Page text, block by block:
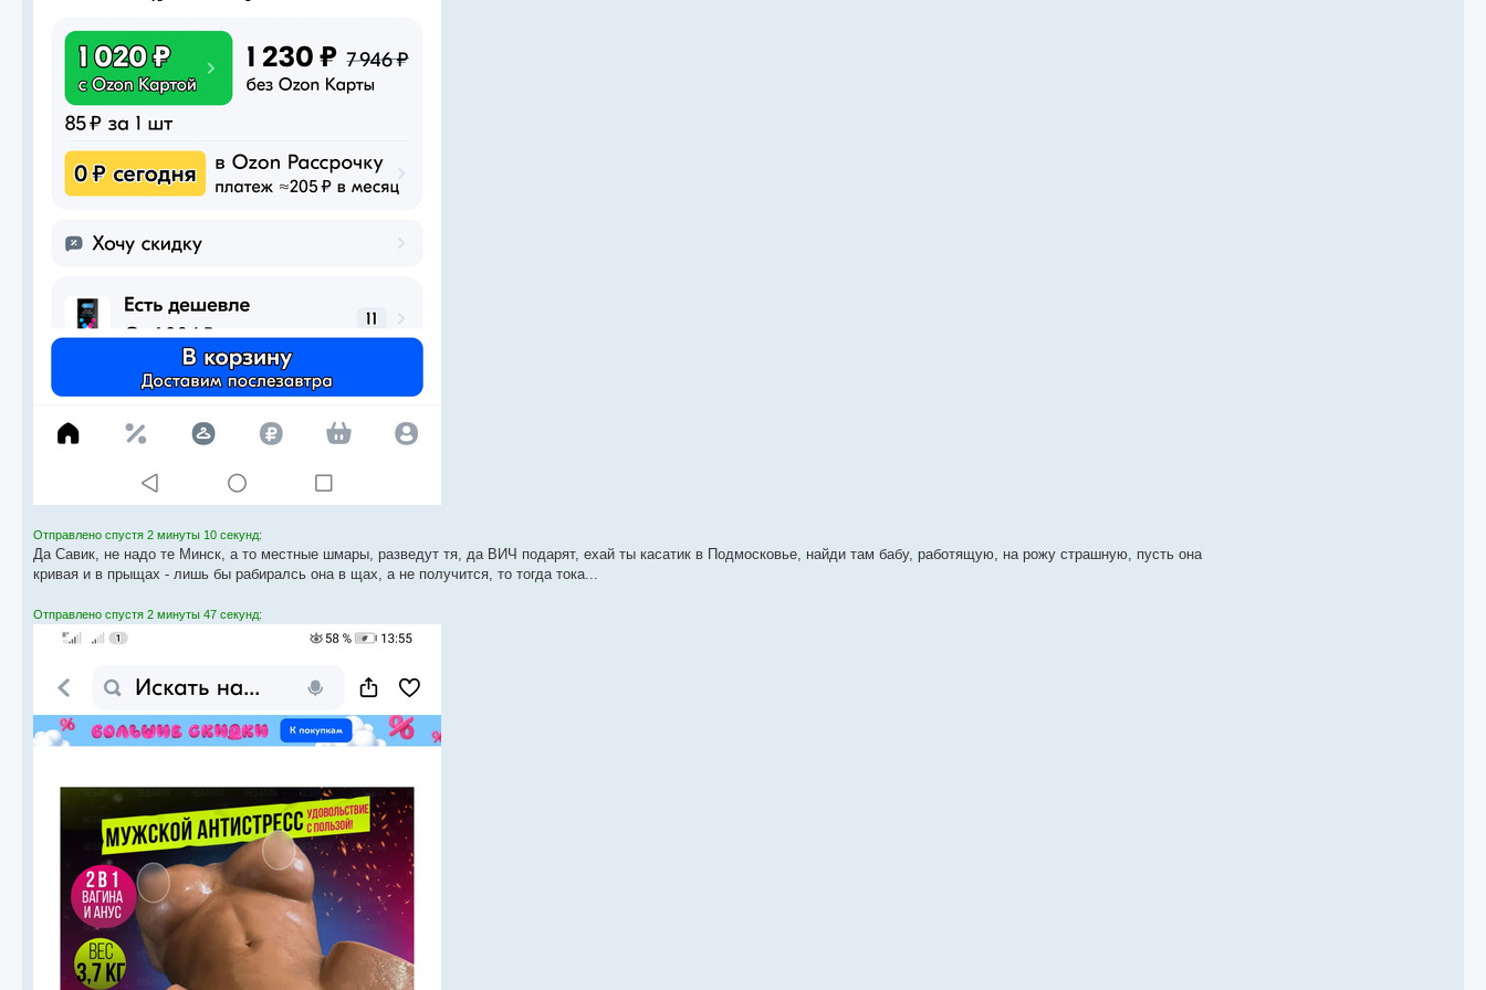
Отправлено спустя 2 минуты 10 секунд:
Да Савик, не надо те Минск, а то местные шмары, разведут тя, да ВИЧ подарят, ехай ты касатик в Подмосковье, найди там бабу, работящую, на рожу страшную, пусть она
кривая и в прыщах - лишь бы рабиралсь она в щах, а не получится, то тогда тока...
Отправлено спустя 2 минуты 47 секунд: